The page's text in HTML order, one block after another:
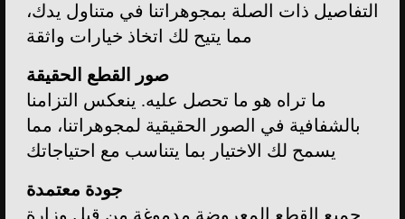
التفاصيل ذات الصلة بمجوهراتنا في متناول يدك،
مما يتيح لك اتخاذ خيارات واثقة
صور القطع الحقيقة
ما تراه هو ما تحصل عليه. ينعكس التزامنا
بالشفافية في الصور الحقيقية لمجوهراتنا، مما
يسمح لك الاختيار بما يتناسب مع احتياجاتك
جودة معتمدة
جميع القطع المعروضة مدموغة من قبل وزارة